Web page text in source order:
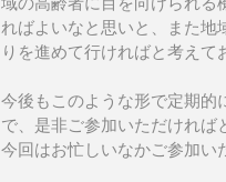
ればよいなと思いと、また地
りを進めて行ければと考えて
今後もこのような形で定期的
で、是非ご参加いただけれ
今回はお忙しいなかご参加い